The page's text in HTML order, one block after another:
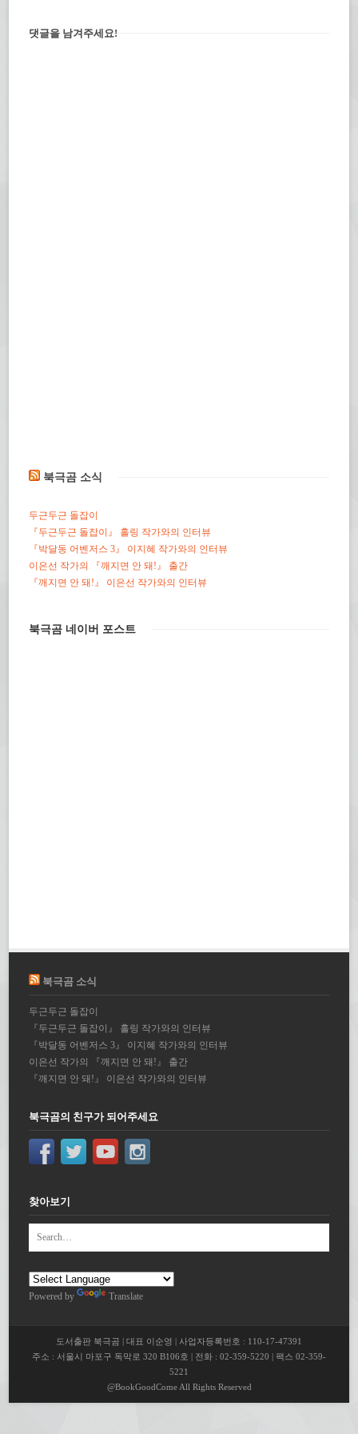
댓글을 남겨주세요!
북극곰 소식
두근두근 돌잡이
『두근두근 돌잡이』 홀링 작가와의 인터뷰
『박달동 어벤저스 3』 이지혜 작가와의 인터뷰
이은선 작가의 『깨지면 안 돼!』 출간
『깨지면 안 돼!』 이은선 작가와의 인터뷰
북극곰 네이버 포스트
북극곰 소식
두근두근 돌잡이
『두근두근 돌잡이』 홀링 작가와의 인터뷰
『박달동 어벤저스 3』 이지혜 작가와의 인터뷰
이은선 작가의 『깨지면 안 돼!』 출간
『깨지면 안 돼!』 이은선 작가와의 인터뷰
북극곰의 친구가 되어주세요
찾아보기
Powered by Translate
도서출판 북극곰 | 대표 이순영 | 사업자등록번호 : 110-17-47391
주소 : 서울시 마포구 독막로 320 B106호 | 전화 : 02-359-5220 | 팩스 02-359-
5221
@BookGoodCome All Rights Reserved